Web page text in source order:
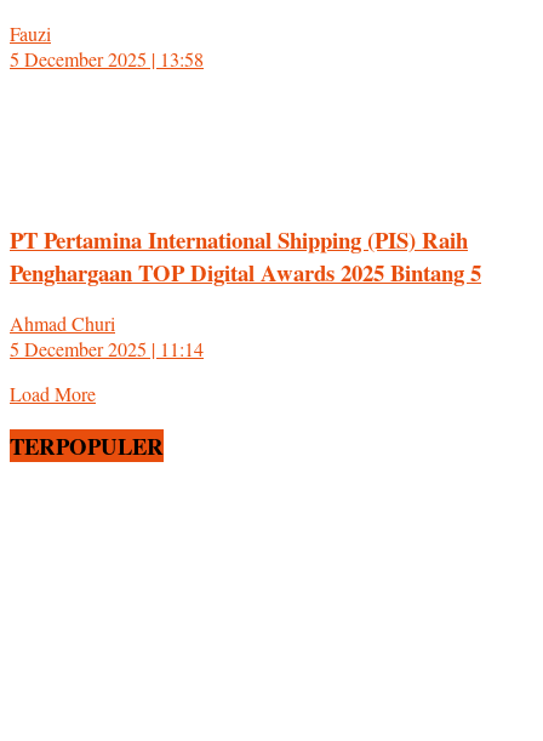
Fauzi
5 December 2025 | 13:58
PT Pertamina International Shipping (PIS) Raih
Penghargaan TOP Digital Awards 2025 Bintang 5
Ahmad Churi
5 December 2025 | 11:14
Load More
TERPOPULER